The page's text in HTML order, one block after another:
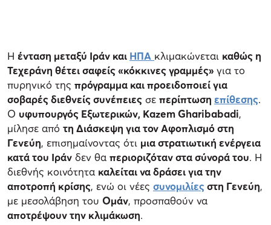
Η ένταση μεταξύ Ιράν και ΗΠΑ κλιμακώνεται καθώς η
Τεχεράνη θέτει σαφείς «κόκκινες γραμμές» για το
πυρηνικό της πρόγραμμα και προειδοποιεί για
σοβαρές διεθνείς συνέπειες σε περίπτωση επίθεσης.
Ο υφυπουργός Εξωτερικών, Kazem Gharibabadi,
μίλησε από τη Διάσκεψη για τον Αφοπλισμό στη
Γενεύη, επισημαίνοντας ότι μια στρατιωτική ενέργεια
κατά του Ιράν δεν θα περιοριζόταν στα σύνορά του. Η
διεθνής κοινότητα καλείται να δράσει για την
αποτροπή κρίσης, ενώ οι νέες συνομιλίεςστη Γενεύη,
με μεσολάβηση του Ομάν, προσπαθούν να
αποτρέψουν την κλιμάκωση.